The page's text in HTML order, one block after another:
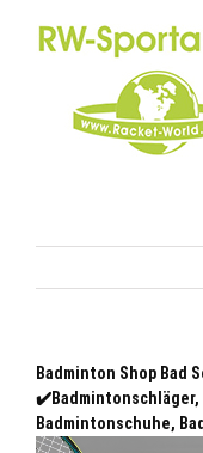
Badminton Shop Bad
✔️Badmintonschläger,
Badmintonschuhe,